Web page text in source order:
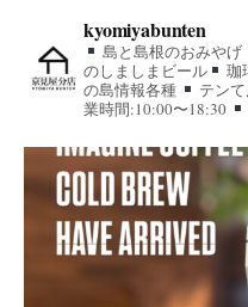
kyomiyabunten
島と島根のおみやげ
のしましまビール
珈
の島情報各種
テン
業時間:10:00〜18:30